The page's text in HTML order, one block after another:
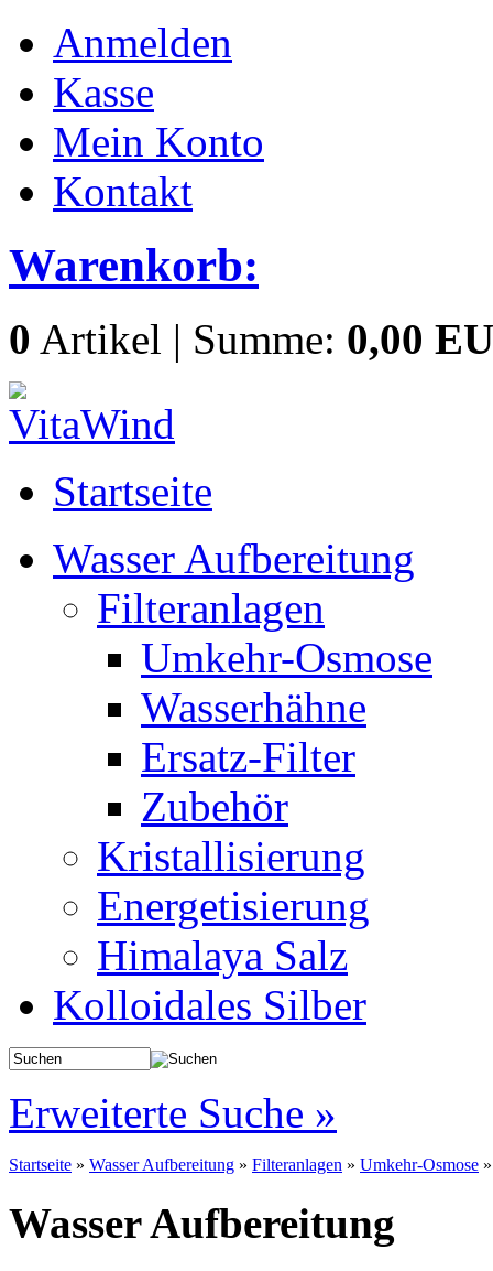
Anmelden
Kasse
Mein Konto
Kontakt
Warenkorb:
0 Artikel | Summe: 0,00
Startseite
Wasser Aufbereitung
Filteranlagen
Umkehr-Osmose
Wasserhähne
Ersatz-Filter
Zubehör
Kristallisierung
Energetisierung
Himalaya Salz
Kolloidales Silber
Erweiterte Suche »
Startseite » Wasser Aufbereitung » Filteranlagen » Umkehr-Osmose
Wasser Aufbereitung